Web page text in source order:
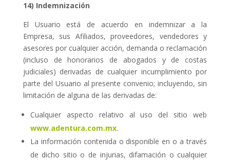
14) Indemnización
El Usuario está de acuerdo en indemnizar a la
Empresa, sus Afiliados, proveedores, vendedores y
asesores por cualquier acción, demanda o reclamación
(incluso de honorarios de abogados y de costas
judiciales) derivadas de cualquier incumplimiento por
parte del Usuario al presente convenio; incluyendo, sin
limitación de alguna de las derivadas de:
Cualquier aspecto relativo al uso del sitio web
www.adentura.com.mx.
La información contenida o disponible en o a través
de dicho sitio o de injurias, difamación o cualquier